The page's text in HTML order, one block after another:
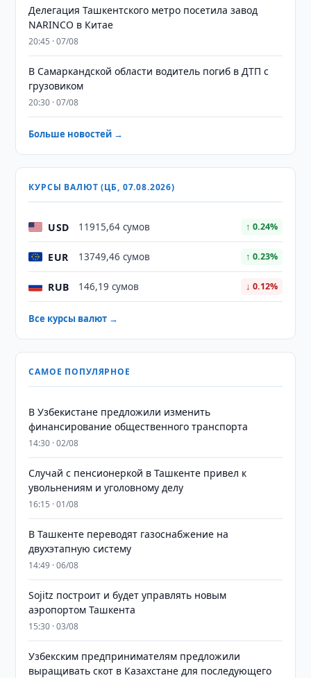
Делегация Ташкентского метро посетила завод
NARINCO в Китае
20:45 · 07/08
В Самаркандской области водитель погиб в ДТП с
грузовиком
20:30 · 07/08
Больше новостей →
КУРСЫ ВАЛЮТ (ЦБ, 07.08.2026)
USD 11915,64 сумов ↑ 0.24%
EUR 13749,46 сумов ↑ 0.23%
RUB 146,19 сумов ↓ 0.12%
Все курсы валют →
САМОЕ ПОПУЛЯРНОЕ
В Узбекистане предложили изменить
финансирование общественного транспорта
14:30 · 02/08
Случай с пенсионеркой в Ташкенте привел к
увольнениям и уголовному делу
16:15 · 01/08
В Ташкенте переводят газоснабжение на
двухэтапную систему
14:49 · 06/08
Sojitz построит и будет управлять новым
аэропортом Ташкента
15:30 · 03/08
Узбекским предпринимателям предложили
выращивать скот в Казахстане для последующего